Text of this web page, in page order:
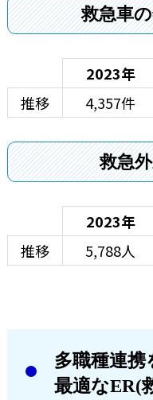
救急車
2023年
推移
4,357件
救急
2023年
推移
5,788人
多職種連携
最適なER(